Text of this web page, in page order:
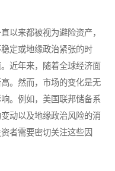
以来都被视为避险资产，
定或地缘政治紧张的时
近年来，随着全球经济面
。然而，市场的变化是无
。例如，美国联邦储备系
动以及地缘政治风险的消
者需要密切关注这些因